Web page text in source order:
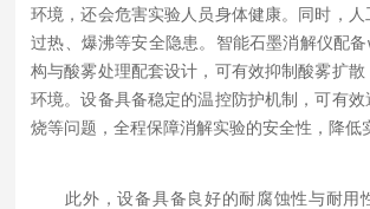
环境，还会危害实验人员身体健康。同时，
过热、爆沸等安全隐患。智能石墨消解仪配
构与酸雾处理配套设计，可有效抑制酸雾扩
环境。设备具备稳定的温控防护机制，可有
烧等问题，全程保障消解实验的安全性，降低
此外，设备具备良好的耐腐蚀性与耐用